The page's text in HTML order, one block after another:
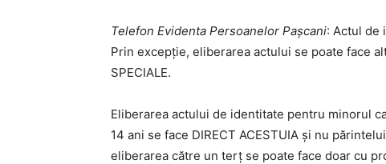
Telefon Evidenta Persoanelor Pașcani: Actul de
Prin excepție, eliberarea actului se poate face
SPECIALE.
Eliberarea actului de identitate pentru minorul
14 ani se face DIRECT ACESTUIA și nu
eliberarea către un terț se poate face doar cu